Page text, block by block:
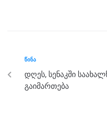
b
o
o
g
er
m
ᲬᲘᲜᲐ
დღეს, სენაკში
გაიმართება